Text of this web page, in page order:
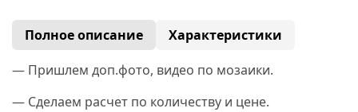
Полное описание
Характеристики
— Пришлем доп.фото, видео по мозаики.
— Сделаем расчет по количеству и цене.